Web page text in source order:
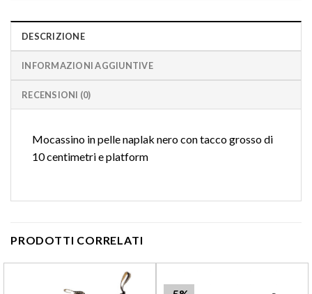
DESCRIZIONE
INFORMAZIONI AGGIUNTIVE
RECENSIONI (0)
Mocassino in pelle naplak nero con tacco grosso di
10 centimetri e platform
PRODOTTI CORRELATI